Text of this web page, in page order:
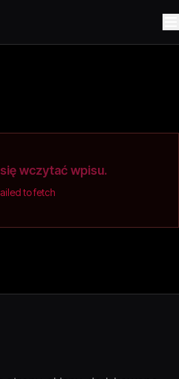
się wczytać wpisu.
to fetch